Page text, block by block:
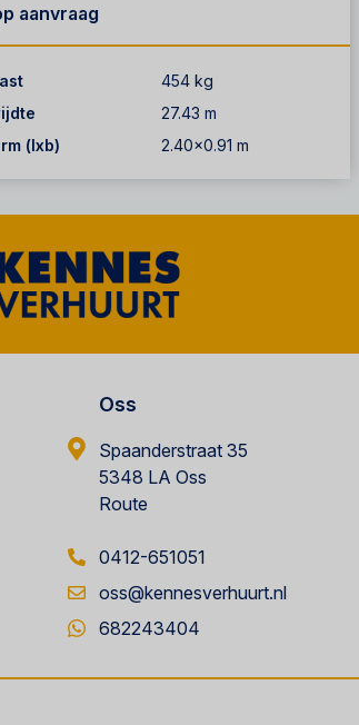
aanvraag
454 kg
27.43 m
(lxb)
2.40x0.91 m
Oss
Spaanderstraat 35
5348 LA Oss
Route
0412-651051
oss@kennesverhuurt.nl
682243404